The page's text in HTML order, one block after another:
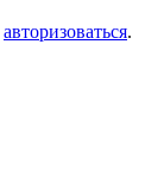
авторизоваться.